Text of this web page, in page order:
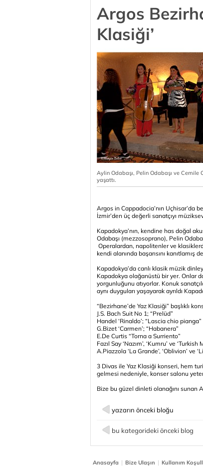
Argos
Klasiği’
Aylin Odabaşı, Pelin Odabaşı ve
yaşattı.
Argos in Cappadocia’nın Uçhisar’da
İzmir’den üç değerli sanatçıyı
Kapadokya’nın, kendine has doğal
Odabaşı (mezzosoprano), Pelin
Operalardan, napolitenler ve
kendi alanında başarısını kanıtlamış
Kapadokya’da canlı klasik müzik
Kapadokya olağanüstü bir yer. Onlar
yorgunluğunu atıyorlar. Konuk
aynı duyguları yaşayarak ayrıldı
“Bezirhane’de Yaz Klasiği” başlıklı
J.S. Bach Suit No 1; “Prelüd”
Handel ‘Rinaldo’; “Lascia chio pianga”
G.Bizet ‘Carmen’; “Habanera”
E.De Curtis “Torna a Surriento”
Fazıl Say ‘Nazım’, ‘Kumru’ ve ‘Turkish
A.Piazzola ‘La Grande’, ‘Oblivion’ ve
3 Divas ile Yaz Klasiği konseri, hem
gelmesi nedeniyle, konser salonu
Bize bu güzel dinleti olanağını sunan
yazarın önceki bloğu
bu kategorideki önceki blog
Anasayfa | Bize Ulaşın | Kullanım